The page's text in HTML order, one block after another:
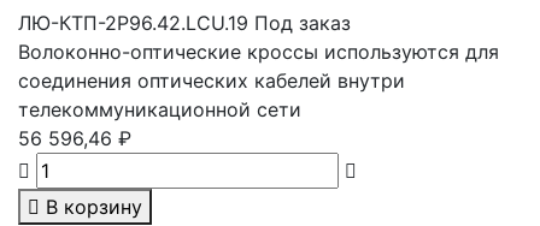
ЛЮ-КТП-2Р96.42.LCU.19 Под заказ
Волоконно-оптические кроссы используются для
соединения оптических кабелей внутри
телекоммуникационной сети
56 596,46 ₽
В корзину